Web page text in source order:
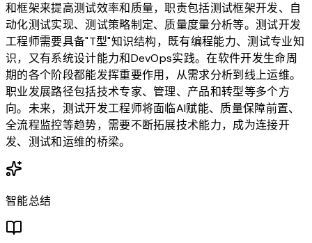
和框架来提高测试效率和质量，职责包括测试框架开发、自
动化测试实现、测试策略制定、质量度量分析等。测试开发
工程师需要具备"T型"知识结构，既有编程能力、测试专业知
识，又有系统设计能力和DevOps实践。在软件开发生命周
期的各个阶段都能发挥重要作用，从需求分析到线上运维。
职业发展路径包括技术专家、管理、产品和转型等多个方
向。未来，测试开发工程师将面临AI赋能、质量保障前置、
全流程监控等趋势，需要不断拓展技术能力，成为连接开
发、测试和运维的桥梁。
智能总结